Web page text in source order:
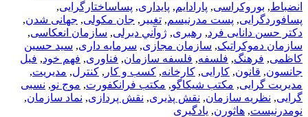
انضباط, بوروکراسی, پارادایم, پایداری, پساساختارگرایی,
پسافوردگرایی, پست مدرنیسم, تغییر , جان مکولی, جهانی شدن,
دکتر حسن دانایی فرد, رهبری, ژوآني دبرلی, سازمان انعکاسی,
سازمان دموکراتیک, سازمان مجازی, سرمایه داری, سید حسین
کاظمی, فرهنگ, فلسفه, فلسفه سازمان, فناوری, فهم خود, فیل
جانسون, قانون, کارایی, کارخانه, کسب و کار , کنترل, مدیریت,
مدیریت گرایی, مکتب شیکاگو, مکتب فرانکفورت, موج نو, نسبی
گرایی, نظریه سازمان, نقش پذیری, نقش پردازی, نماد سازمان,
نومدرنیست, هاثورن, یادگیری